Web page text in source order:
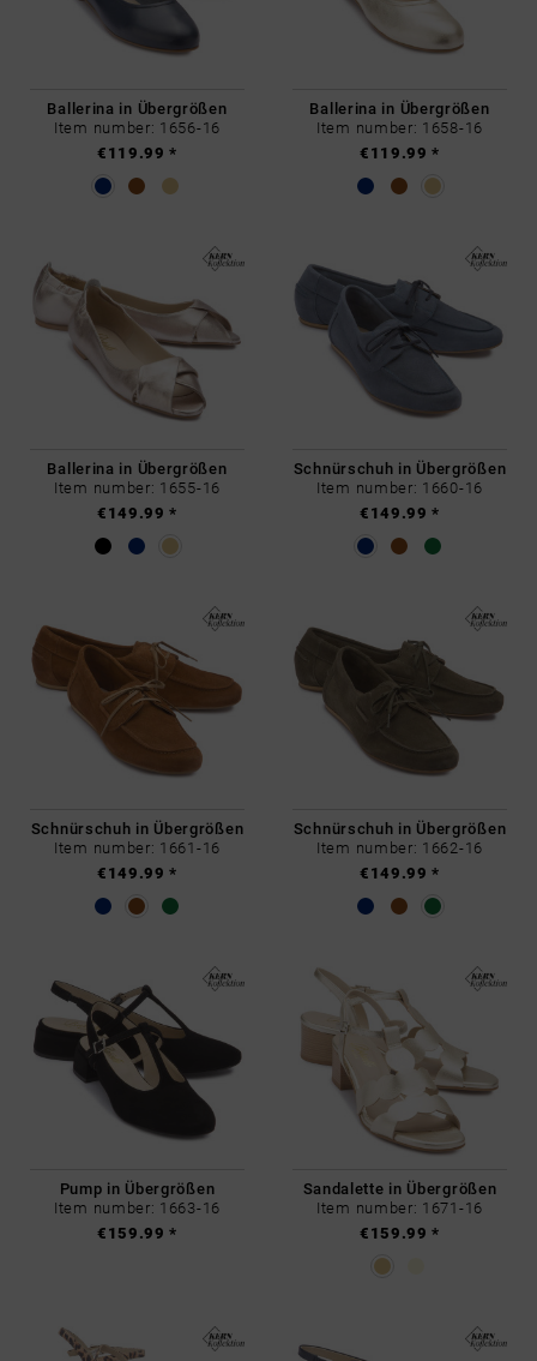
Ballerina in Übergrößen
Item number: 1656-16
€119.99 *
Ballerina in Übergrößen
Item number: 1658-16
€119.99 *
Ballerina in Übergrößen
Item number: 1655-16
€149.99 *
Schnürschuh in Übergrößen
Item number: 1660-16
€149.99 *
Schnürschuh in Übergrößen
Item number: 1661-16
€149.99 *
Schnürschuh in Übergrößen
Item number: 1662-16
€149.99 *
Pump in Übergrößen
Item number: 1663-16
€159.99 *
Sandalette in Übergrößen
Item number: 1671-16
€159.99 *